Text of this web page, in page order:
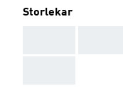
Storlekar